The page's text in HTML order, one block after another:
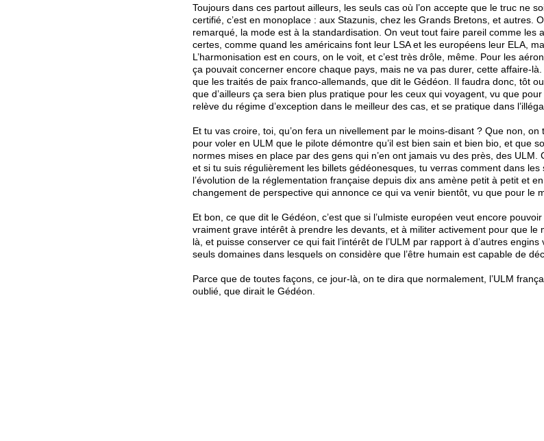
Toujours dans ces partout ailleurs, les seuls cas où l’on accepte que le truc ne
certifié, c’est en monoplace : aux Stazunis, chez les Grands Bretons, et autres.
remarqué, la mode est à la standardisation. On veut tout faire pareil comme les
certes, comme quand les américains font leur LSA et les européens leur ELA,
L’harmonisation est en cours, on le voit, et c’est très drôle, même. Pour les
ça pouvait concerner encore chaque pays, mais ne va pas durer, cette affaire-
que les traités de paix franco-allemands, que dit le Gédéon. Il faudra donc, tôt
que d’ailleurs ça sera bien plus pratique pour les ceux qui voyagent, vu que
relève du régime d’exception dans le meilleur des cas, et se pratique dans
Et tu vas croire, toi, qu’on fera un nivellement par le moins-disant ? Que non,
pour voler en ULM que le pilote démontre qu’il est bien sain et bien bio, et que
normes mises en place par des gens qui n’en ont jamais vu des près, des ULM.
et si tu suis régulièrement les billets gédéonesques, tu verras comment dans
l’évolution de la réglementation française depuis dix ans amène petit à petit et
changement de perspective qui annonce ce qui va venir bientôt, vu que pour le
Et bon, ce que dit le Gédéon, c’est que si l’ulmiste européen veut encore
vraiment grave intérêt à prendre les devants, et à militer activement pour que le
là, et puisse conserver ce qui fait l’intérêt de l’ULM par rapport à d’autres
seuls domaines dans lesquels on considère que l’être humain est capable de
Parce que de toutes façons, ce jour-là, on te dira que normalement, l’ULM
oublié, que dirait le Gédéon.